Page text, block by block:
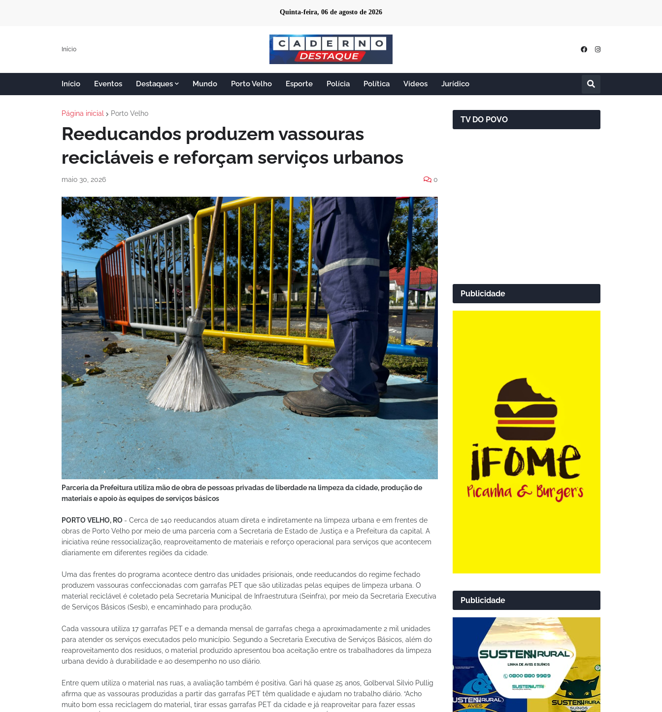
Quinta-feira, 06 de agosto de 2026
Início
Início Eventos Destaques Mundo Porto Velho Esporte Polícia Política Vídeos Jurídico
Página inicial Porto Velho
Reeducandos produzem vassouras
recicláveis e reforçam serviços urbanos
maio 30, 2026 0
Parceria da Prefeitura utiliza mão de obra de pessoas privadas de liberdade na limpeza da cidade, produção de
materiais e apoio às equipes de serviços básicos
PORTO VELHO, RO - Cerca de 140 reeducandos atuam direta e indiretamente na limpeza urbana e em frentes de
obras de Porto Velho por meio de uma parceria com a Secretaria de Estado de Justiça e a Prefeitura da capital. A
iniciativa reúne ressocialização, reaproveitamento de materiais e reforço operacional para serviços que acontecem
diariamente em diferentes regiões da cidade.
Uma das frentes do programa acontece dentro das unidades prisionais, onde reeducandos do regime fechado
produzem vassouras confeccionadas com garrafas PET que são utilizadas pelas equipes de limpeza urbana. O
material reciclável é coletado pela Secretaria Municipal de Infraestrutura (Seinfra), por meio da Secretaria Executiva
de Serviços Básicos (Sesb), e encaminhado para produção.
Cada vassoura utiliza 17 garrafas PET e a demanda mensal de garrafas chega a aproximadamente 2 mil unidades
para atender os serviços executados pelo município. Segundo a Secretaria Executiva de Serviços Básicos, além do
reaproveitamento dos resíduos, o material produzido apresentou boa aceitação entre os trabalhadores da limpeza
urbana devido à durabilidade e ao desempenho no uso diário.
Entre quem utiliza o material nas ruas, a avaliação também é positiva. Gari há quase 25 anos, Golberval Silvio Pullig
afirma que as vassouras produzidas a partir das garrafas PET têm qualidade e ajudam no trabalho diário. “Acho
muito bom essa reciclagem do material, tirar essas garrafas PET da cidade e já reaproveitar para fazer essas
TV DO POVO
Publicidade
Publicidade